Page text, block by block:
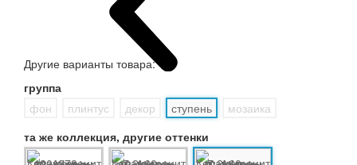
Другие варианты товара:
группа
фон
плинтус декор ступень
мозаика
та же коллекция, другие оттенки